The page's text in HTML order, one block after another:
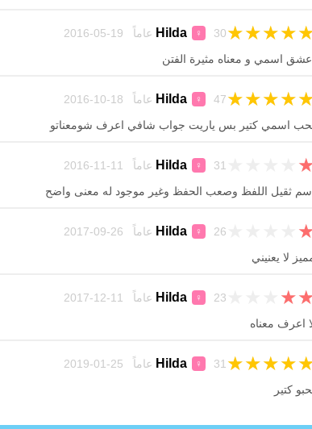
Hilda ♀ 30 عاماً 19-05-2016 ★
★
★
★
اسمي و معناه مثيرة الفتن
Hilda ♀ 47 عاماً 18-10-2016 ★
★
★
★
اسمي كتير بس ياريت جواب شافي اعرف شومعناتو
Hilda ♀ 31 عاماً 11-11-2016
ثقيل اللفظ وصعب الحفظ وغير موجود له معنى واضح
Hilda ♀ 26 عاماً 26-09-2017
لا يعنيني
Hilda ♀ 23 عاماً 11-12-2017 ★
اعرف معناه
Hilda ♀ 31 عاماً 25-01-2019 ★
★
★
★
كتير